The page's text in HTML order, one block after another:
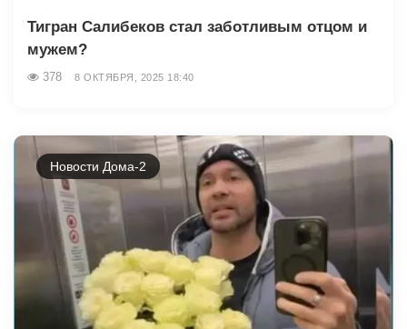
Тигран Салибеков стал заботливым отцом и
мужем?
378 8 ОКТЯБРЯ, 2025 18:40
Новости Дома-2